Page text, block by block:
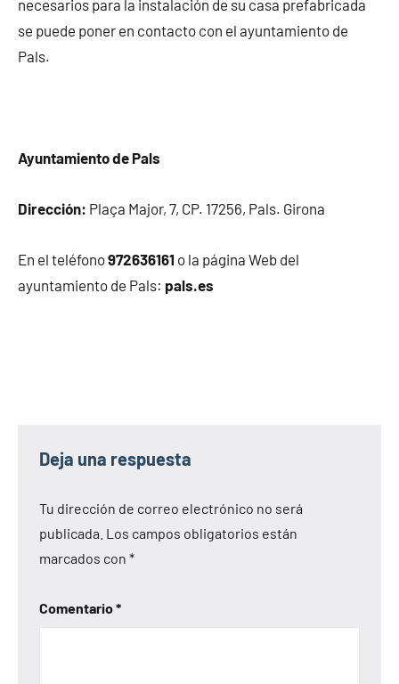
necesarios para la instalación de su casa prefabricada
se puede poner en contacto con el ayuntamiento de
Pals.
Ayuntamiento de Pals
Dirección: Plaça Major, 7, CP. 17256, Pals. Girona
En el teléfono972636161 o la página Web del
ayuntamiento de Pals: pals.es
Deja una respuesta
Tu dirección de correo electrónico no será
publicada. Los campos obligatorios están
marcados con *
Comentario*